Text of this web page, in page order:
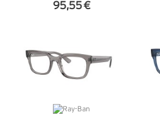
95,55 €